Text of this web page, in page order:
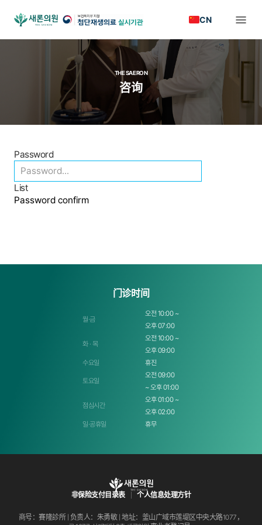
CN
THE SAERON
咨询
Password
List
Password confirm
非保险支付目录表 个人信息处理方针
商号：賽隆診所 | 负责人：朱勇敏 | 地址：釜山广域市莲堤区中央大路1077，
门诊时间
월·금
오전 10:00 ~
오후 07:00
화 · 목
오전 10:00 ~
오후 09:00
수요일
휴진
토요일
오전 09:00
~ 오후 01:00
점심시간
오후 01:00 ~
오후 02:00
일·공휴일
휴무